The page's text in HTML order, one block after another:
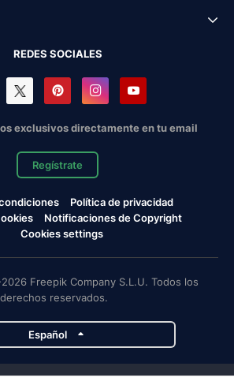
REDES SOCIALES
exclusivos directamente en tu email
Regístrate
Política de privacidad
Notificaciones de Copyright
Cookies settings
Freepik Company S.L.U. Todos los
derechos reservados.
Español